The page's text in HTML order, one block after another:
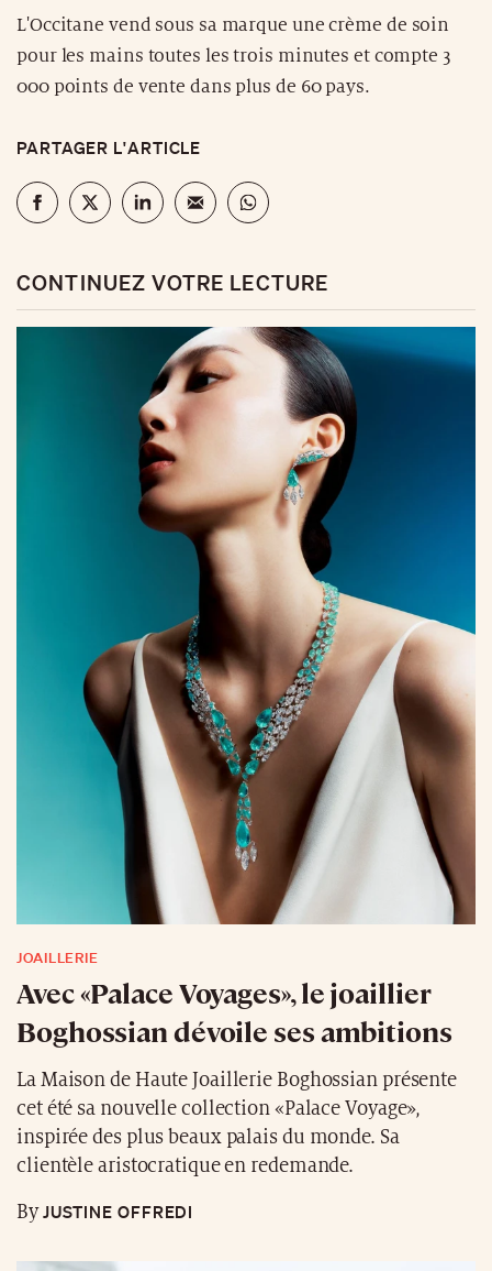
L'Occitane vend sous sa marque une crème de soin
pour les mains toutes les trois minutes et compte 3
000 points de vente dans plus de 60 pays.
PARTAGER L'ARTICLE
CONTINUEZ VOTRE LECTURE
JOAILLERIE
Avec «Palace Voyages», le joaillier
Boghossian dévoile ses ambitions
La Maison de Haute Joaillerie Boghossian présente
cet été sa nouvelle collection «Palace Voyage»,
inspirée des plus beaux palais du monde. Sa
clientèle aristocratique en redemande.
ByJUSTINE OFFREDI